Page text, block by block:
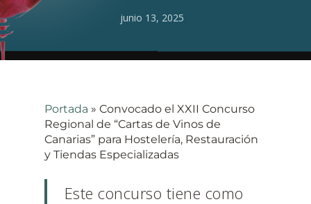
junio 13, 2025
Portada » Convocado el XXII Concurso
Regional de “Cartas de Vinos de
Canarias” para Hostelería, Restauración
y Tiendas Especializadas
Este concurso tiene como